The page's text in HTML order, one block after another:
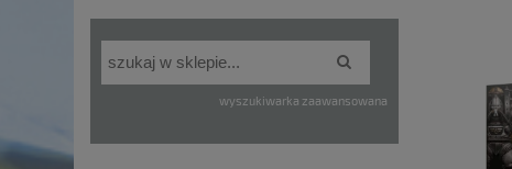
wyszukiwarka zaawansowana